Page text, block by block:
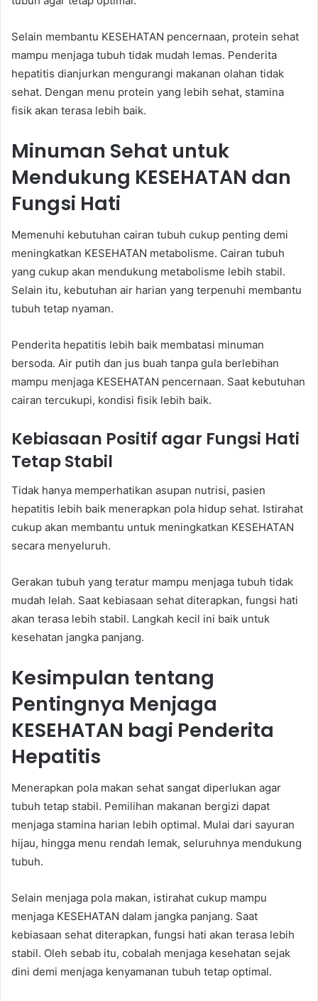
Selain membantu KESEHATAN pencernaan, protein sehat
mampu menjaga tubuh tidak mudah lemas. Penderita
hepatitis dianjurkan mengurangi makanan olahan tidak
sehat. Dengan menu protein yang lebih sehat, stamina
fisik akan terasa lebih baik.
Minuman Sehat untuk
Mendukung KESEHATAN dan
Fungsi Hati
Memenuhi kebutuhan cairan tubuh cukup penting demi
meningkatkan KESEHATAN metabolisme. Cairan tubuh
yang cukup akan mendukung metabolisme lebih stabil.
Selain itu, kebutuhan air harian yang terpenuhi membantu
tubuh tetap nyaman.
Penderita hepatitis lebih baik membatasi minuman
bersoda. Air putih dan jus buah tanpa gula berlebihan
mampu menjaga KESEHATAN pencernaan. Saat kebutuhan
cairan tercukupi, kondisi fisik lebih baik.
Kebiasaan Positif agar Fungsi Hati
Tetap Stabil
Tidak hanya memperhatikan asupan nutrisi, pasien
hepatitis lebih baik menerapkan pola hidup sehat. Istirahat
cukup akan membantu untuk meningkatkan KESEHATAN
secara menyeluruh.
Gerakan tubuh yang teratur mampu menjaga tubuh tidak
mudah lelah. Saat kebiasaan sehat diterapkan, fungsi hati
akan terasa lebih stabil. Langkah kecil ini baik untuk
kesehatan jangka panjang.
Kesimpulan tentang
Pentingnya Menjaga
KESEHATAN bagi Penderita
Hepatitis
Menerapkan pola makan sehat sangat diperlukan agar
tubuh tetap stabil. Pemilihan makanan bergizi dapat
menjaga stamina harian lebih optimal. Mulai dari sayuran
hijau, hingga menu rendah lemak, seluruhnya mendukung
tubuh.
Selain menjaga pola makan, istirahat cukup mampu
menjaga KESEHATAN dalam jangka panjang. Saat
kebiasaan sehat diterapkan, fungsi hati akan terasa lebih
stabil. Oleh sebab itu, cobalah menjaga kesehatan sejak
dini demi menjaga kenyamanan tubuh tetap optimal.